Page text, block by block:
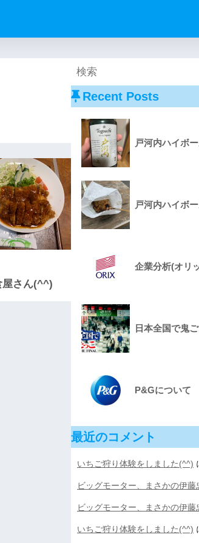
屋さん(^^)
Recent Posts
戸河内ハイボ
戸河内ハイボ
企業分析(オリ
日本全国で鬼
P&Gについて
最近のコメント
いちご狩り体験をしました(^^)
ビッグモーター、まさかの伊藤
ビッグモーター、まさかの伊藤
いちご狩り体験をしました(^^)